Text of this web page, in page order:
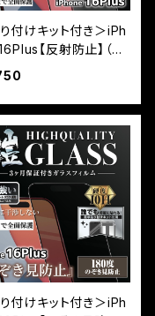
付けキット付き＞iPh
【反射防止】（マ
3カ月保証付き『ガラス
ム鎧』全面フルカバー
チタイプ）
付けキット付き＞iPh